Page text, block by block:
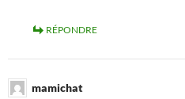
RÉPONDRE
mamichat